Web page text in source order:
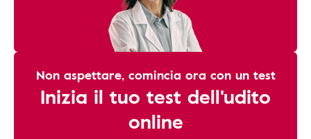
Non aspettare, comincia ora con un test
Inizia il tuo test dell'udito
online